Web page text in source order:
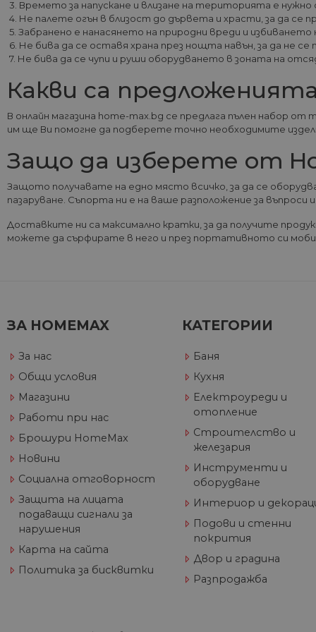
3. Времето за напускане и влизане на територията е нужно
4. Не палете огън в близост до дървета и храсти, за да се
5. Забранено е нанасянето на природни вреди и
6. Не бива да се оставя храна през нощта навън, за да не
7. Не бива да се чупи и руши оборудването в зоната на
Какви са
В онлайн магазина home-max.bg се предлага пълен набор
им ще Ви помогне да подберете точно необходимите
Защо да изберете от
Защото получавате на едно място всичко, за да се
пазаруване. Съпорта ни е на ваше разположение за въпроси
Доставките ни са максимално кратки, за да получите
можете да сърфирате в него и през портативното си
ЗА HOMEMAX
За нас
Общи условия
Магазини
Работи при нас
Брошури HomeMax
Новини
Социална отговорност
Защита на лицата
подаващи сигнали за
нарушения
Карта на сайта
Политика за бисквитки
КАТЕГОРИИ
Баня
Кухня
Електроуреди и
отопление
Строителство и
железария
Инструменти и
оборудване
Интериор и
Подови и стенни
покрития
Двор и градина
Разпродажба
G_ENABLED_IDPS
Име
/
__utmc
__utmz
_gid
Име
_fbp
_gcl_au
Име
__Secure-ROLLOUT_TOKEN
Google Privacy Policy